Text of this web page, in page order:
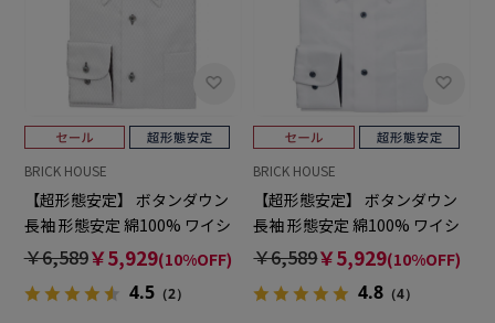
BRICK HOUSE
【超形態安定】 ボタンダウン
長袖 形態安定 綿100% ワイシ
ャツ
￥6,589￥5,929(10%OFF)
4.5（2）
BRICK HOUSE
【超形態安定】 ボタンダウン
長袖 形態安定 綿100% ワイシ
ャツ
￥6,589￥5,929(10%OFF)
4.8 （4）